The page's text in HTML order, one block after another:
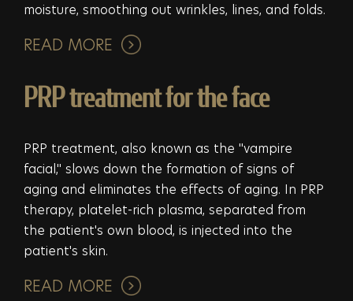
moisture, smoothing out wrinkles, lines, and folds.
READ MORE
PRP treatment for the face
PRP treatment, also known as the "vampire
facial," slows down the formation of signs of
aging and eliminates the effects of aging. In PRP
therapy, platelet-rich plasma, separated from
the patient's own blood, is injected into the
patient's skin.
READ MORE